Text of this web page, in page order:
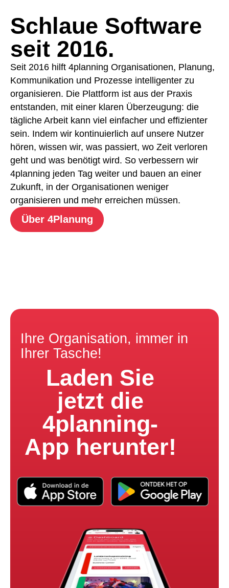
Schlaue Software
seit 2016.
Seit 2016 hilft 4planning Organisationen, Planung,
Kommunikation und Prozesse intelligenter zu
organisieren. Die Plattform ist aus der Praxis
entstanden, mit einer klaren Überzeugung: die
tägliche Arbeit kann viel einfacher und effizienter
sein. Indem wir kontinuierlich auf unsere Nutzer
hören, wissen wir, was passiert, wo Zeit verloren
geht und was benötigt wird. So verbessern wir
4planning jeden Tag weiter und bauen an einer
Zukunft, in der Organisationen weniger
organisieren und mehr erreichen müssen.
Über 4Planung
Ihre Organisation, immer in
Ihrer Tasche!
Laden Sie
jetzt die
4planning-
App herunter!